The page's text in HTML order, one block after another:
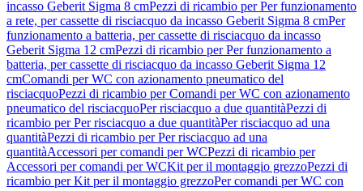
incasso Geberit Sigma 8 cmPezzi di ricambio per Per funzionamento
a rete, per cassette di risciacquo da incasso Geberit Sigma 8 cmPer
funzionamento a batteria, per cassette di risciacquo da incasso
Geberit Sigma 12 cmPezzi di ricambio per Per funzionamento a
batteria, per cassette di risciacquo da incasso Geberit Sigma 12
cmComandi per WC con azionamento pneumatico del
risciacquoPezzi di ricambio per Comandi per WC con azionamento
pneumatico del risciacquoPer risciacquo a due quantitàPezzi di
ricambio per Per risciacquo a due quantitàPer risciacquo ad una
quantitàPezzi di ricambio per Per risciacquo ad una
quantitàAccessori per comandi per WCPezzi di ricambio per
Accessori per comandi per WCKit per il montaggio grezzoPezzi di
ricambio per Kit per il montaggio grezzoPer comandi per WC con